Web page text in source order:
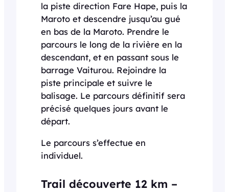
la piste direction Fare Hape, puis la
Maroto et descendre jusqu’au gué
en bas de la Maroto. Prendre le
parcours le long de la rivière en la
descendant, et en passant sous le
barrage Vaiturou. Rejoindre la
piste principale et suivre le
balisage. Le parcours définitif sera
précisé quelques jours avant le
départ.
Le parcours s’effectue en
individuel.
Trail découverte 12 km –